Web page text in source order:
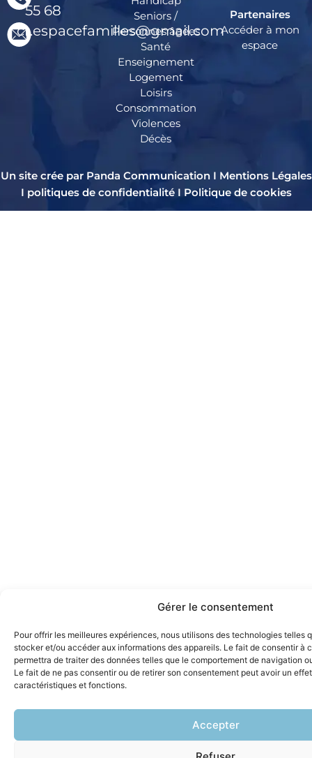
Gérer le consentement
Pour offrir les meilleures expériences, nous utilisons des technologies telles
stocker et/ou accéder aux informations des appareils. Le fait de consentir à
permettra de traiter des données telles que le comportement de navigation
Le fait de ne pas consentir ou de retirer son consentement peut avoir un
caractéristiques et fonctions.
Accepter
55 68
cr.espacefamilles@gmail.com
Seniors /
Personnes âgées
Santé
Enseignement
Logement
Loisirs
Consommation
Violences
Décès
Partenaires
Accéder à mon
espace
Un site crée par Panda Communication I Mentions Légales
I politiques de confidentialitéI Politique de cookies